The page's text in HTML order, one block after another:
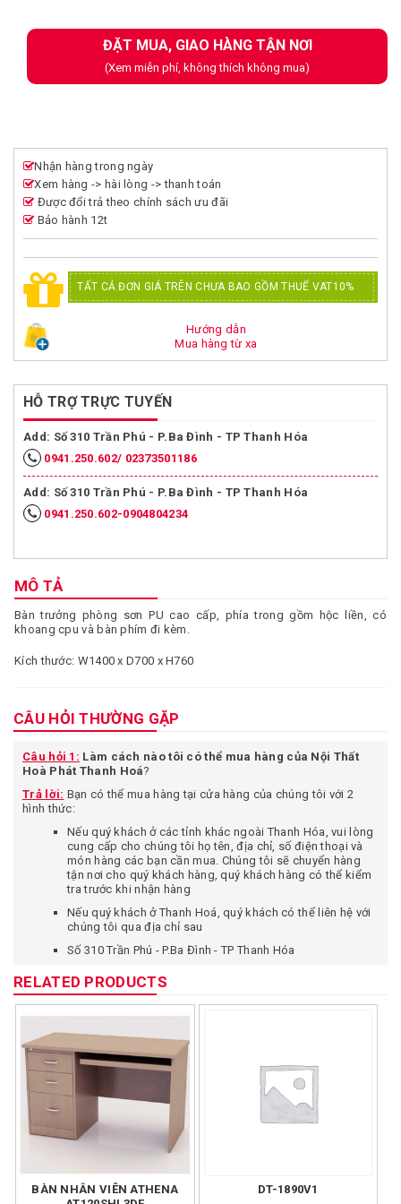
ĐẶT MUA, GIAO HÀNG TẬN NƠI
(Xem miễn phí, không thích không mua)
Nhận hàng trong ngày
Xem hàng -> hài lòng -> thanh toán
Được đổi trả theo chính sách ưu đãi
Bảo hành 12t
TẤT CẢ ĐƠN GIÁ TRÊN CHƯA BAO GỒM THUẾ VAT10%
Hướng dẫn
Mua hàng từ xa
HỖ TRỢ TRỰC TUYẾN
Add: Số 310 Trần Phú - P.Ba Đình - TP Thanh Hóa
0941.250.602/ 02373501186
Add: Số 310 Trần Phú - P.Ba Đình - TP Thanh Hóa
0941.250.602-0904804234
MÔ TẢ
Bàn trưởng phòng sơn PU cao cấp, phía trong gồm hộc liền, có
khoang cpu và bàn phím đi kèm.
Kích thước: W1400 x D700 x H760
CÂU HỎI THƯỜNG GẶP
Câu hỏi 1: Làm cách nào tôi có thể mua hàng của Nội Thất
Hoà Phát Thanh Hoá?
Trả lời: Bạn có thể mua hàng tại cửa hàng của chúng tôi với 2
hình thức:
Nếu quý khách ở các tỉnh khác ngoài Thanh Hóa, vui lòng
cung cấp cho chúng tôi họ tên, địa chỉ, số điện thoại và
món hàng các bạn cần mua. Chúng tôi sẽ chuyển hàng
tận nơi cho quý khách hàng, quý khách hàng có thể kiểm
tra trước khi nhận hàng
Nếu quý khách ở Thanh Hoá, quý khách có thể liên hệ với
chúng tôi qua địa chỉ sau
Số 310 Trần Phú - P.Ba Đình - TP Thanh Hóa
không, có sợ khi nhận hàng không đúng với mô tả trên website
không?
chúng tôi vì một số lý do:
Bạn chỉ thanh toán tiền sau khi đã kiểm tra hàng thật kỹ,
yêu cầu nhân viên chuyển phát nhanh cho kiểm tra hàng.
Chúng tôi cam kết bán hàng đúng theo mô tả trên web,
hình ảnh sản phẩm giao cho quý khách hàng giống hình
ảnh SP quảng cáo trên website. Quý khách có thể từ chối
nhận hàng nếu hàng chuyển đến không đúng như mô tả.
chúng tôi đối với khách hàng.
RELATED PRODUCTS
BÀN NHÂN VIÊN ATHENA
DT-1890V1